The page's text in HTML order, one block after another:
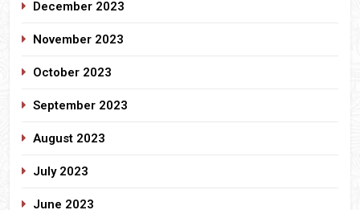
December 2023
November 2023
October 2023
September 2023
August 2023
July 2023
June 2023